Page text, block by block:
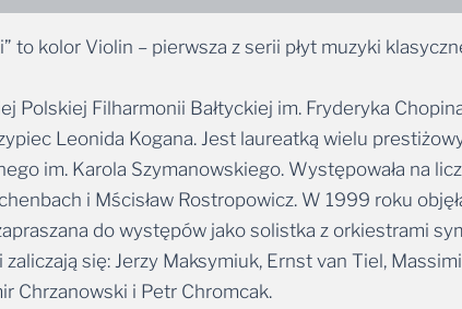
to kolor Violin – pierwsza z serii płyt muzyki
Polskiej Filharmonii Bałtyckiej im. Fryderyka
Leonida Kogana. Jest laureatką wielu
im. Karola Szymanowskiego. Występowała na
i Mścisław Rostropowicz. W 1999 roku
do występów jako solistka z orkiestrami
się: Jerzy Maksymiuk, Ernst van Tiel,
Chrzanowski i Petr Chromcak.